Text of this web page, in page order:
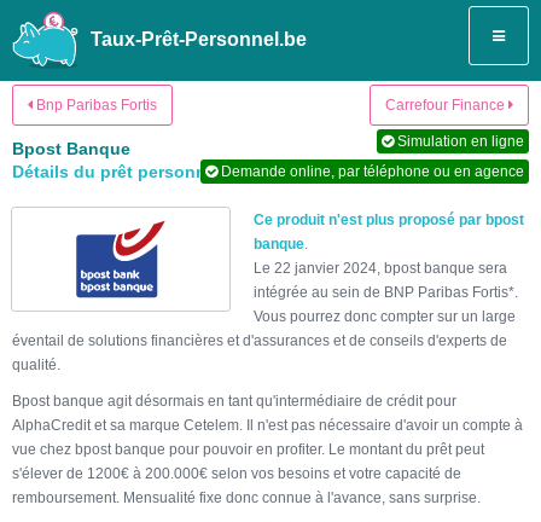
Taux-Prêt-Personnel.be
Bnp Paribas Fortis Carrefour Finance
Bpost Banque
Simulation en ligne
Demande online, par téléphone ou en agence
Détails du prêt personnel
Ce produit n'est plus proposé par bpost
banque.
Le 22 janvier 2024, bpost banque sera
intégrée au sein de BNP Paribas Fortis*.
Vous pourrez donc compter sur un large
éventail de solutions financières et d'assurances et de conseils d'experts de
qualité.
Bpost banque agit désormais en tant qu'intermédiaire de crédit pour
AlphaCredit et sa marque Cetelem. Il n'est pas nécessaire d'avoir un compte à
vue chez bpost banque pour pouvoir en profiter. Le montant du prêt peut
s'élever de 1200€ à 200.000€ selon vos besoins et votre capacité de
remboursement. Mensualité fixe donc connue à l'avance, sans surprise.